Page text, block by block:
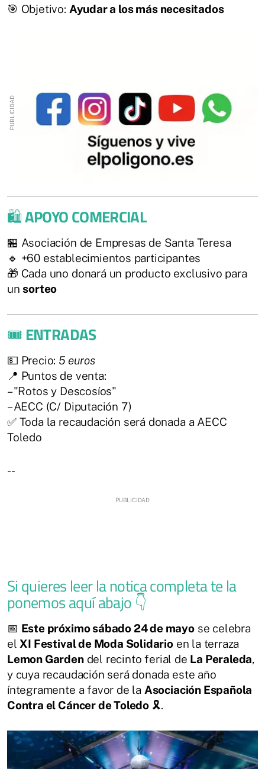
🎯 Objetivo: Ayudar a los más necesitados
🛍️APOYO COMERCIAL
🏪 Asociación de Empresas de Santa Teresa
🔹 +60 establecimientos participantes
🎁 Cada uno donará un producto exclusivo para
unsorteo
🎟️ ENTRADAS
💵 Precio:5 euros
📍 Puntos de venta:
– "Rotos y Descosíos"
– AECC (C/ Diputación 7)
✅ Toda la recaudación será donada a AECC
Toledo
--
Si quieres leer la notica completa te la
ponemos aquí abajo 👇
📅 Este próximo sábado 24 de mayose celebra
el XI Festival de Moda Solidarioen la terraza
Lemon Gardendel recinto ferial de La Peraleda,
y cuya recaudación será donada este año
íntegramente a favor de la Asociación Española
Contra el Cáncer de Toledo 🎗️.